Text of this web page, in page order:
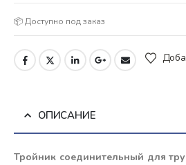
📦 Доступно под заказ
ОПИСАНИЕ
Тройник соединительный для